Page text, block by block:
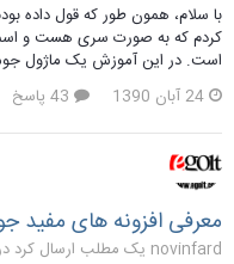
با سلام، همون طور که قول داده
است. در این آموزش یک ماژول
24 آبان 1390
معرفی افزونه های مفید
novinfard یک مطلب ارسال کرد در